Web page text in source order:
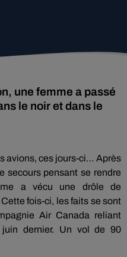
une femme a passé
le noir et dans le
avions, ces jours-ci… Après
secours pensant se rendre
a vécu une drôle de
fois-ci, les faits se sont
Air Canada reliant
dernier. Un vol de 90